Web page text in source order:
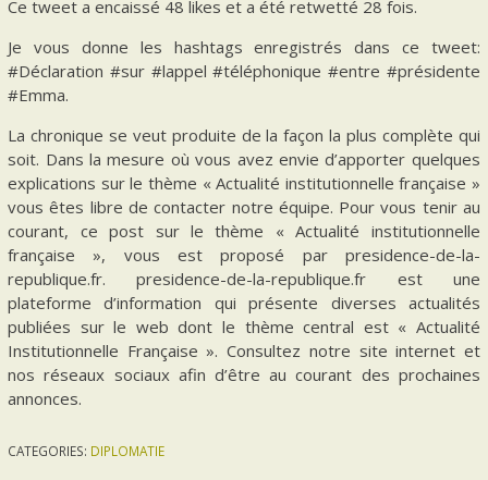
Ce tweet a encaissé 48 likes et a été retwetté 28 fois.
Je vous donne les hashtags enregistrés dans ce tweet:
#Déclaration #sur #lappel #téléphonique #entre #présidente
#Emma.
La chronique se veut produite de la façon la plus complète qui
soit. Dans la mesure où vous avez envie d’apporter quelques
explications sur le thème « Actualité institutionnelle française »
vous êtes libre de contacter notre équipe. Pour vous tenir au
courant, ce post sur le thème « Actualité institutionnelle
française », vous est proposé par presidence-de-la-
republique.fr. presidence-de-la-republique.fr est une
plateforme d’information qui présente diverses actualités
publiées sur le web dont le thème central est « Actualité
Institutionnelle Française ». Consultez notre site internet et
nos réseaux sociaux afin d’être au courant des prochaines
annonces.
CATEGORIES: DIPLOMATIE